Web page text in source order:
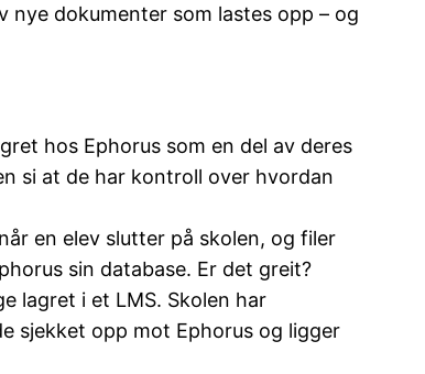
dokumenter som lastes opp – og
hos Ephorus som en del av deres
si at de har kontroll over hvordan
en elev slutter på skolen, og filer
sin database. Er det greit?
lagret i et LMS. Skolen har
sjekket opp mot Ephorus og ligger